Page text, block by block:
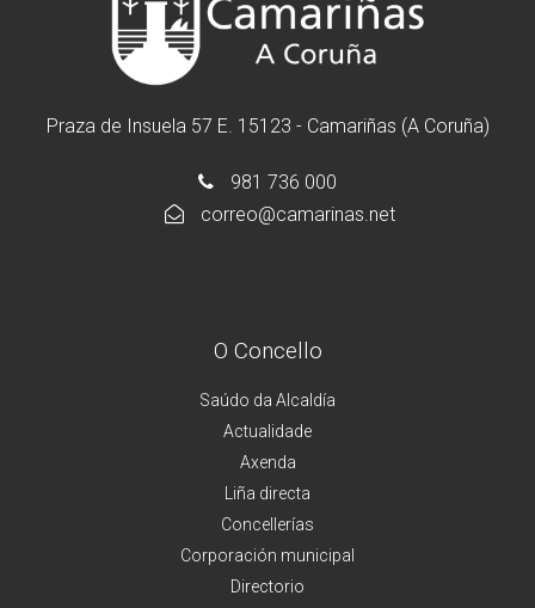
Praza de Insuela 57 E. 15123 - Camariñas (A Coruña)
981 736 000
correo@camarinas.net
O Concello
Saúdo da Alcaldía
Actualidade
Axenda
Liña directa
Concellerías
Corporación municipal
Directorio